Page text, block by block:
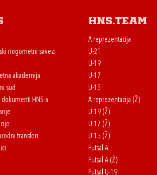
nogometni savezi
akademija
sud
dokumenti HNS-a
transferi
HNS.team
A reprezentacija
U-21
U-19
U-17
U-15
A reprezentacija (Ž)
U-19 (Ž)
U-17 (Ž)
U-15 (Ž)
Futsal A
Futsal A (Ž)
Futsal U-19